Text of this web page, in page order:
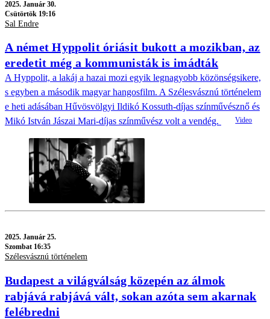
2025. Január 30.
Csütörtök 19:16
Sal Endre
A német Hyppolit óriásit bukott a mozikban, az
eredetit még a kommunisták is imádták
A Hyppolit, a lakáj a hazai mozi egyik legnagyobb közönségsikere,
s egyben a második magyar hangosfilm. A Szélesvásznú történelem
e heti adásában Hűvösvölgyi Ildikó Kossuth-díjas színművésznő és
Mikó István Jászai Mari-díjas színművész volt a vendég.
2025. Január 25.
Szombat 16:35
Szélesvásznú történelem
Budapest a világválság közepén az álmok
rabjává rabjává vált, sokan azóta sem akarnak
felébredni